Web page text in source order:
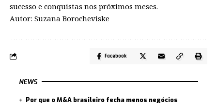
sucesso e conquistas nos próximos meses.
Autor: Suzana Borocheviske
Facebook
NEWS
Por que o M&A brasileiro fecha menos negócios